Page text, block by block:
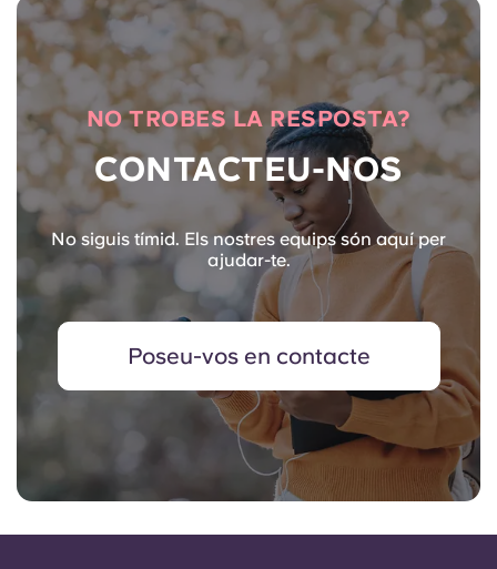
NO TROBES LA RESPOSTA?
CONTACTEU-NOS
No siguis tímid. Els nostres equips són aquí per
ajudar-te.
Poseu-vos en contacte